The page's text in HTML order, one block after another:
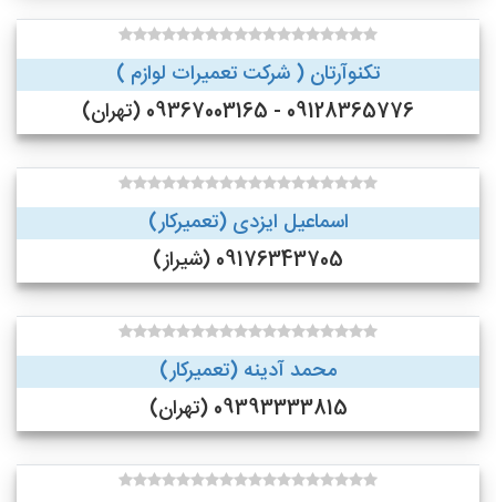
تکنوآرتان ( شرکت تعمیرات لوازم )
09128365776 - 09367003165 (تهران)
اسماعیل ایزدی (تعمیرکار)
09176343705 (شیراز)
محمد آدینه (تعمیرکار)
09393333815 (تهران)